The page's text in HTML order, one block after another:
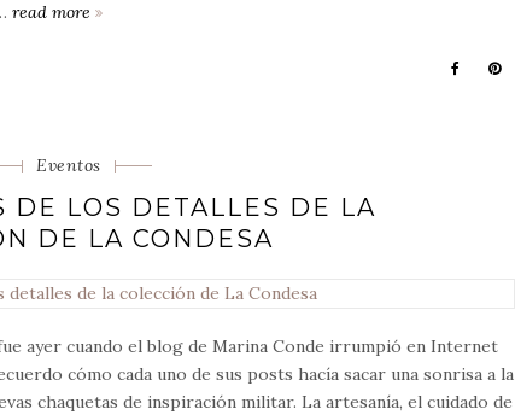
read more
mucho
piel
Categorias
Eventos
DE LOS DETALLES DE LA
DE LA CONDESA
ayer cuando el blog de Marina Conde irrumpió en Internet
cómo cada uno de sus posts hacía sacar una sonrisa a la
chaquetas de inspiración militar. La artesanía, el cuidado de